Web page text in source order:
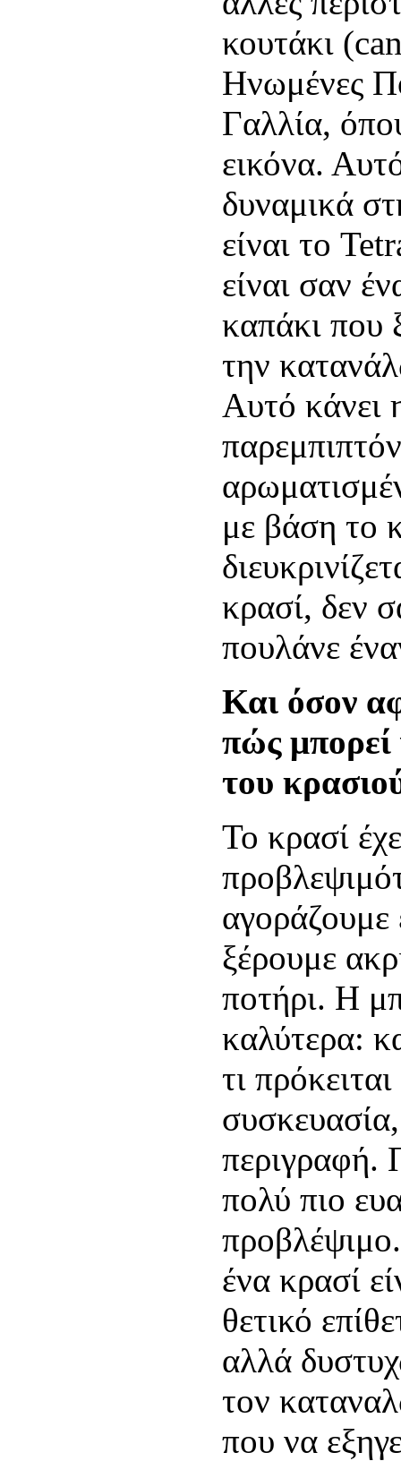
κουτάκι
Ηνωμένες
Γαλλία,
εικόνα.
δυναμικά
είναι το
είναι σαν
καπάκι που
την
Αυτό κάνει
με βάση το
κρασί, δεν
πουλάνε
Και όσον
πώς μπορεί
του
Το κρασί
αγοράζουμε
ξέρουμε
ποτήρι. Η
καλύτερα:
τι
περιγραφή.
πολύ πιο
ένα κρασί
θετικό
αλλά
τον
που να